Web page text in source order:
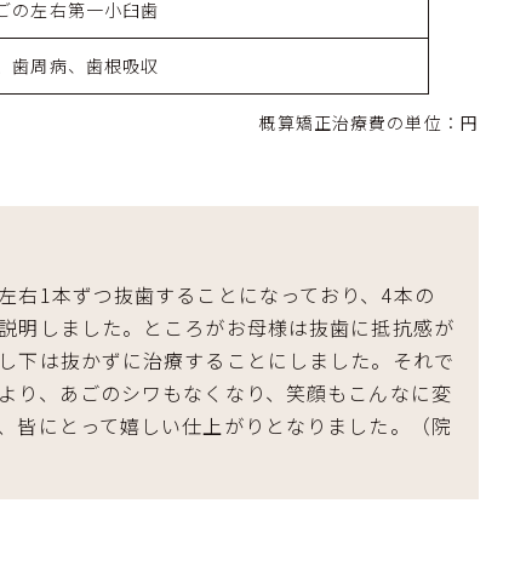
の左右第一小臼歯
歯周病、歯根吸収
概算矯正治療費の単位：円
右1本ずつ抜歯することになっており、4本の
明しました。ところがお母様は抜歯に抵抗感が
下は抜かずに治療することにしました。それで
り、あごのシワもなくなり、笑顔もこんなに変
にとって嬉しい仕上がりとなりました。（院